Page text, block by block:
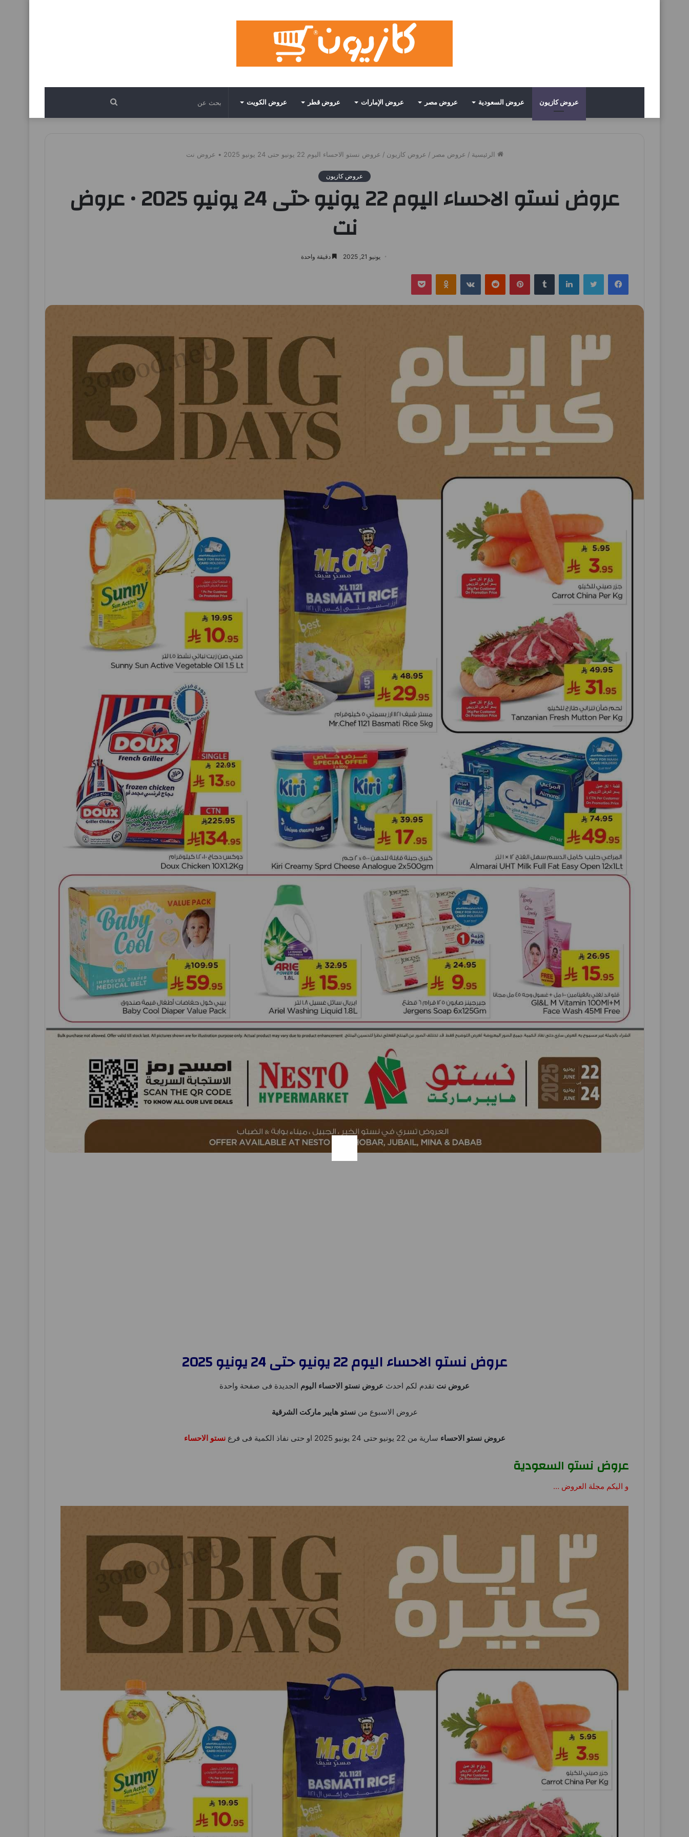
عروض كازيون عروض السعودية عروض مصر عروض الإمارات عروض قطر عروض الكويت بحث
الرئيسية / عروض مصر / عروض كازيون / عروض نستو الاحساء اليوم 22 يونيو حتى 24 يونيو 2025 • عروض نت
عروض كازيون
عروض نستو الاحساء اليوم 22 يونيو حتى 24 يونيو 2025 • عروض
نت
يونيو 21, 2025 دقيقة واحدة
فيسبوك تويتر لينكدإن بينتيريست Odnoklassniki
بوكيت
عروض نستو الاحساء اليوم 22 يونيو حتى 24 يونيو 2025
عروض نت تقدم لكم احدث عروض نستو الاحساء اليوم الجديدة فى صفحة واحدة
عروض الاسبوع مننستو هايبر ماركت الشرقية
عروض نستو الاحساء سارية من 22 يونيو حتى 24 يونيو 2025 او حتى نفاذ الكمية فى فرع نستو الاحساء
عروض نستو السعودية
و اليكم مجلة العروض …